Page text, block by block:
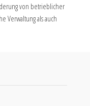
von betrieblicher
Verwaltung als auch